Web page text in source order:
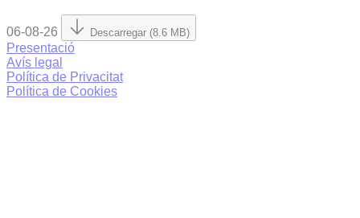
06-08-26 Descarregar (8.6 MB)
Presentació
Avís legal
Política de Privacitat
Política de Cookies